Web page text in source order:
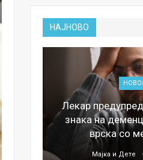
НАЈНОВО
Лекар
знака на
врска со
Мајка и Дете